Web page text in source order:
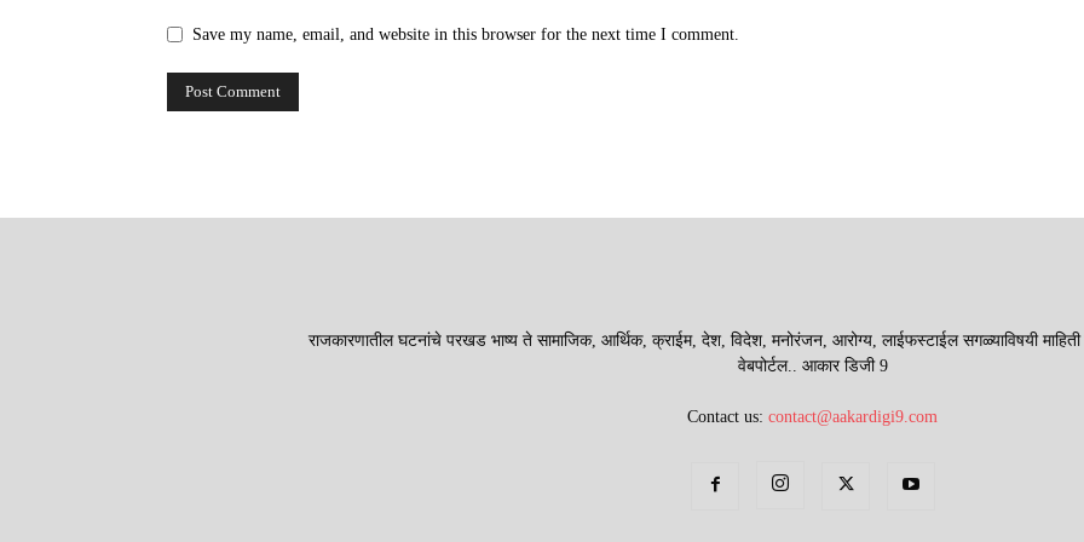
Save my name, email, and website in this browser for the next time I comment.
राजकारणातील घटनांचे परखड भाष्य ते सामाजिक, आर्थिक, क्राईम, देश, विदेश, मनोरंजन, आरोग्य, लाईफस्टाईल सगळ्याविषयी माहिती
वेबपोर्टल.. आकार डिजी 9
Contact us:contact@aakardigi9.com